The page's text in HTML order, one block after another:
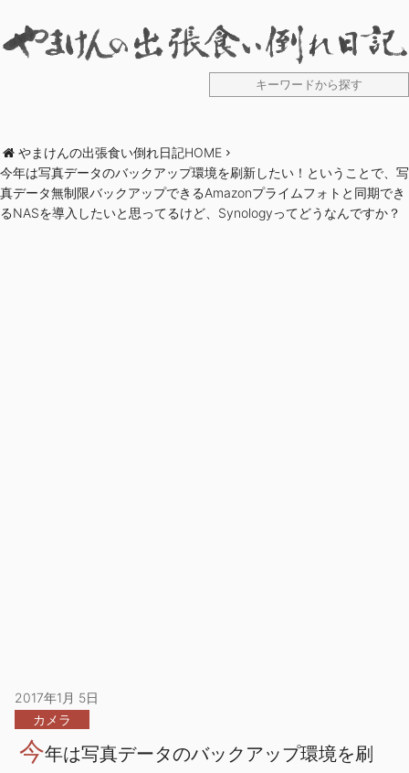
やまけんの出張食い倒れ日記HOME
今年は写真データのバックアップ環境を刷新したい！ということで、写
真データ無制限バックアップできるAmazonプライムフォトと同期でき
るNASを導入したいと思ってるけど、Synologyってどうなんですか？
2017年1月 5日
カメラ
今年は写真データのバックアップ環境を刷